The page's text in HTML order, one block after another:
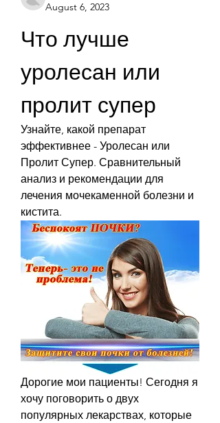
August 6, 2023
Что лучше
уролесан или
пролит супер
Узнайте, какой препарат
эффективнее - Уролесан или
Пролит Супер. Сравнительный
анализ и рекомендации для
лечения мочекаменной болезни и
кистита.
Дорогие мои пациенты! Сегодня я
хочу поговорить о двух
популярных лекарствах, которые